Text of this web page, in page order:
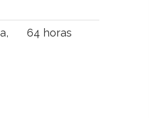
64 horas